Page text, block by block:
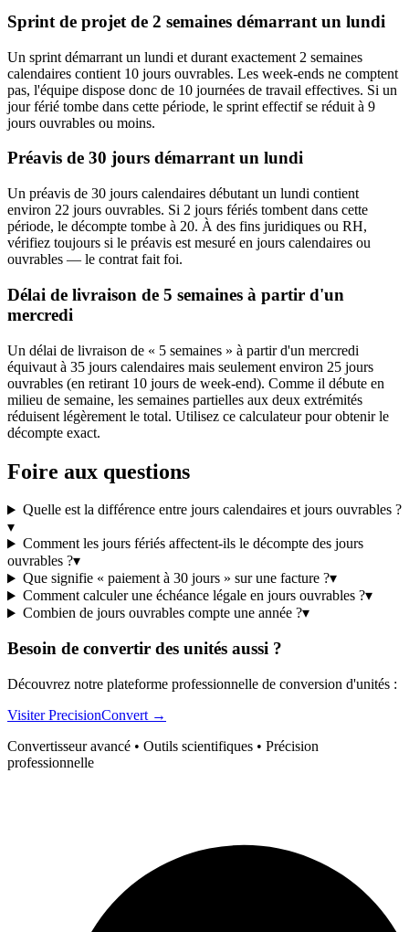
Sprint de projet de 2 semaines démarrant un lundi
Un sprint démarrant un lundi et durant exactement 2 semaines
calendaires contient 10 jours ouvrables. Les week-ends ne comptent
pas, l'équipe dispose donc de 10 journées de travail effectives. Si un
jour férié tombe dans cette période, le sprint effectif se réduit à 9
jours ouvrables ou moins.
Préavis de 30 jours démarrant un lundi
Un préavis de 30 jours calendaires débutant un lundi contient
environ 22 jours ouvrables. Si 2 jours fériés tombent dans cette
période, le décompte tombe à 20. À des fins juridiques ou RH,
vérifiez toujours si le préavis est mesuré en jours calendaires ou
ouvrables — le contrat fait foi.
Délai de livraison de 5 semaines à partir d'un
mercredi
Un délai de livraison de « 5 semaines » à partir d'un mercredi
équivaut à 35 jours calendaires mais seulement environ 25 jours
ouvrables (en retirant 10 jours de week-end). Comme il débute en
milieu de semaine, les semaines partielles aux deux extrémités
réduisent légèrement le total. Utilisez ce calculateur pour obtenir le
décompte exact.
Foire aux questions
Quelle est la différence entre jours calendaires et jours ouvrables ?
▾
Comment les jours fériés affectent-ils le décompte des jours
ouvrables ?▾
Que signifie « paiement à 30 jours » sur une facture ?▾
Comment calculer une échéance légale en jours ouvrables ?▾
Combien de jours ouvrables compte une année ?▾
Besoin de convertir des unités aussi ?
Découvrez notre plateforme professionnelle de conversion d'unités :
Visiter PrecisionConvert →
Convertisseur avancé • Outils scientifiques • Précision
professionnelle